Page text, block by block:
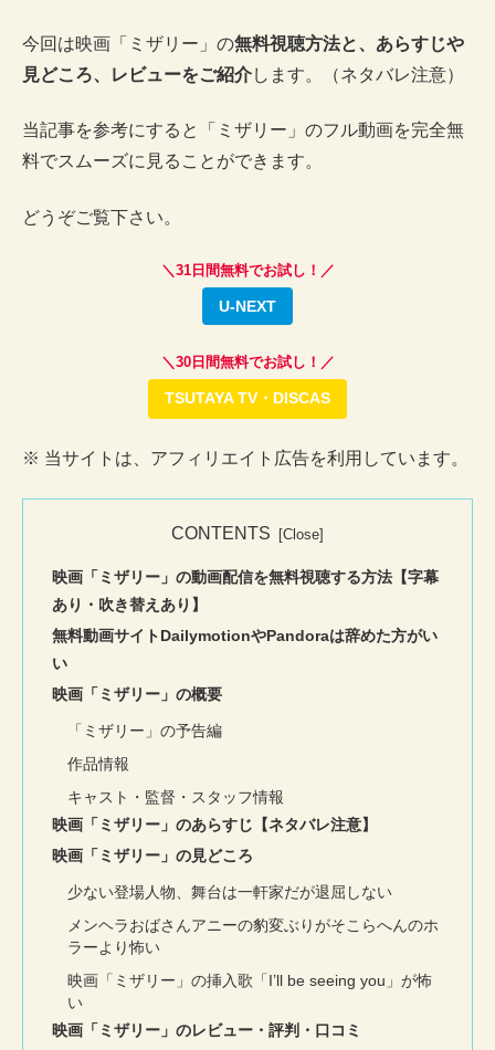
今回は映画「ミザリー」の無料視聴方法と、あらすじや
見どころ、レビューをご紹介します。（ネタバレ注意）
当記事を参考にすると「ミザリー」のフル動画を完全無
料でスムーズに見ることができます。
どうぞご覧下さい。
＼31日間無料でお試し！／
U-NEXT
＼30日間無料でお試し！／
TSUTAYA TV・DISCAS
※ 当サイトは、アフィリエイト広告を利用しています。
CONTENTS
映画「ミザリー」の動画配信を無料視聴する方法【字幕
あり・吹き替えあり】
無料動画サイトDailymotionやPandoraは辞めた方がい
い
映画「ミザリー」の概要
「ミザリー」の予告編
作品情報
キャスト・監督・スタッフ情報
映画「ミザリー」のあらすじ【ネタバレ注意】
映画「ミザリー」の見どころ
少ない登場人物、舞台は一軒家だが退屈しない
メンヘラおばさんアニーの豹変ぶりがそこらへんのホ
ラーより怖い
映画「ミザリー」の挿入歌「I’ll be seeing you」が怖
い
映画「ミザリー」のレビュー・評判・口コミ